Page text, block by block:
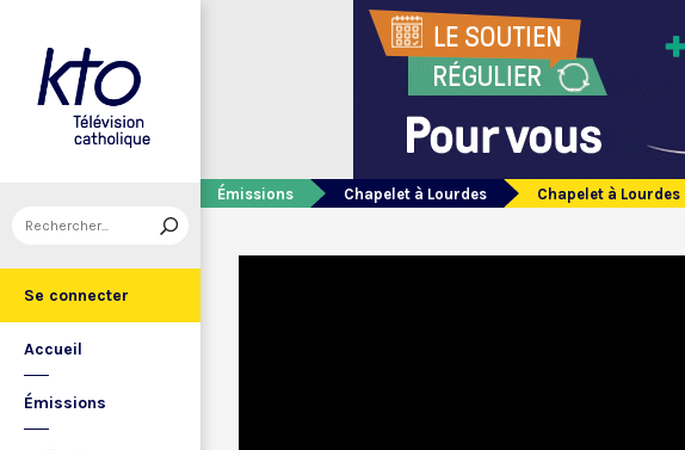
Se connecter
Accueil
Émissions
Émissions Chapelet à Lourdes Chapelet à Lourdes